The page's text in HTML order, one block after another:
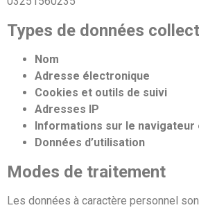
Types de données
Nom
Adresse électronique
Cookies et outils de suivi
Adresses IP
Informations sur le navigateur
Données d’utilisation
Modes de traitement
Les données à caractère personnel